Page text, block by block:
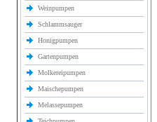
Weinpumpen
Schlammsauger
Honigpumpen
Gartenpumpen
Molkereipumpen
Maischepumpen
Melassepumpen